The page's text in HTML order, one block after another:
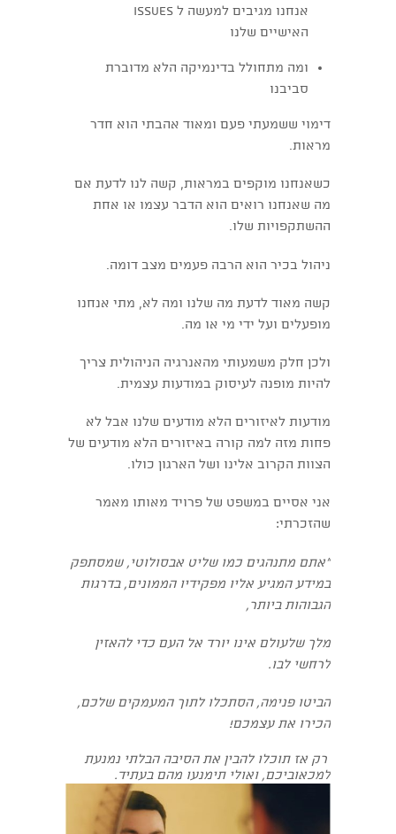
אנחנו מגיבים למעשה ל issues
האישיים שלנו
ומה מתחולל בדינמיקה הלא מדוברת
סביבנו
דימוי ששמעתי פעם ומאוד אהבתי הוא חדר
מראות.
כשאנחנו מוקפים במראות, קשה לנו לדעת אם
מה שאנחנו רואים הוא הדבר עצמו או אחת
ההשתקפויות שלו.
ניהול בכיר הוא הרבה פעמים מצב דומה.
קשה מאוד לדעת מה שלנו ומה לא, מתי אנחנו
מופעלים ועל ידי מי או מה.
ולכן חלק משמעותי מהאנרגיה הניהולית צריך
להיות מופנה לעיסוק במודעות עצמית.
מודעות לאיזורים הלא מודעים שלנו אבל לא
פחות מזה למה קורה באיזורים הלא מודעים של
הצוות הקרוב אלינו ושל הארגון כולו.
אני אסיים במשפט של פרויד מאותו מאמר
שהזכרתי:
"אתם מתנהגים כמו שליט אבסולוטי, שמסתפק
במידע המגיע אליו מפקידיו הממונים, בדרגות
הגבוהות ביותר,
מלך שלעולם אינו יורד אל העם כדי להאזין
לרחשי לבו.
הביטו פנימה, הסתכלו לתוך המעמקים שלכם,
הכירו את עצמכם!
רק אז תוכלו להבין את הסיבה הבלתי נמנעת
למכאוביכם, ואולי תימנעו מהם בעתיד.